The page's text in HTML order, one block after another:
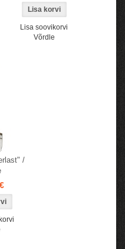
Lisa soovikorvi
Võrdle
/